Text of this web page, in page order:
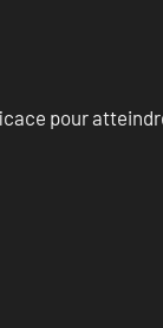
pour